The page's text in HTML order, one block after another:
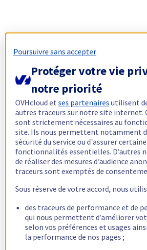
Poursuivre sans accepter
Protéger votre vie
notre priorité
OVHcloud etses partenaires utilisent
autres traceurs sur notre site internet.
sont strictement nécessaires au
site. Ils nous permettent notamment
sécurité du service ou d'assurer
fonctionnalités essentielles. D’autres
de réaliser des mesures d’audience
traceurs sont exemptés de
Sous réserve de votre accord, nous
des traceurs de performance et de
qui nous permettent d’améliorer
selon vos préférences et usages
la performance de nos pages ;